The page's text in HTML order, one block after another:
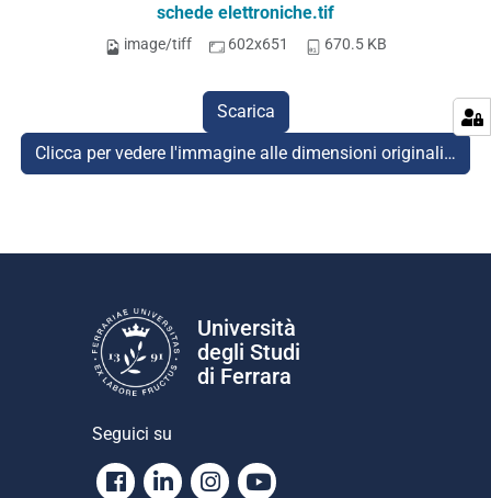
schede elettroniche.tif
image/tiff 602x651 670.5 KB
Scarica
Clicca per vedere l'immagine alle dimensioni originali…
Università
degli Studi
di Ferrara
Seguici su
Facebook
LinkedinInstagram
Youtube